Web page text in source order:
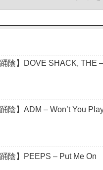
踊陰】DOVE SHACK, THE
踊陰】ADM – Won’t You
踊陰】PEEPS – Put Me On